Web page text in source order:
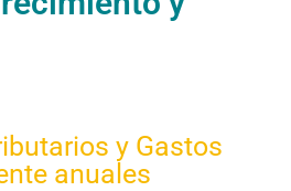
y Gastos
anuales